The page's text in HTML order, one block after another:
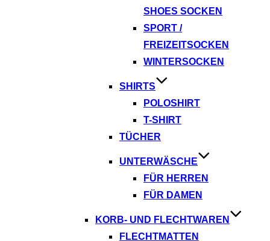
SHOES SOCKEN
SPORT /
FREIZEITSOCKEN
WINTERSOCKEN
SHIRTS
POLOSHIRT
T-SHIRT
TÜCHER
UNTERWÄSCHE
FÜR HERREN
FÜR DAMEN
KORB- UND FLECHTWAREN
FLECHTMATTEN